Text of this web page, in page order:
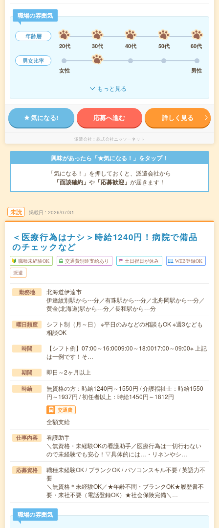
職場の雰囲気
年齢層
20代
30代 40代 50代
60代
男女比率
女性
男性
もっと見る
気になる! 応募へ進む 詳しく見る
派遣会社 株式会社ニッソーネット
興味があったら「★気になる！」をタップ！
「気になる！」を押しておくと、派遣会社から
「面談確約」 や 「応募歓迎」 が届きます！
未読 掲載日 2026/07/31
＜医療行為はナシ＞時給1240円！病院で備品
のチェックなど
職種未経験OK 交通費別途支給あり 土日祝日が休み WEB登録OK
派遣
勤務地
北海道伊達市
伊達紋別駅から---分／有珠駅から---分／北舟岡駅から---分／
黄金(北海道)駅から---分／長和駅から---分
曜日頻度
シフト制（月～日） ※平日のみなどの相談もOK ※週3なども
相談OK
時間
【シフト例】07:00～16:0009:00～18:0017:00～09:00※ 上記
は一例です！そ…
期間 即日～2ヶ月以上
時給
無資格の方：時給1240円～1550円 / 介護福祉士：時給1550
円～1937円 / 初任者以上：時給1450円～1812円
交通費
全額支給
仕事内容
看護助手
＼無資格・未経験OKの看護助手／医療行為は一切行わない
ので未経験でも安心！▽具体的には…・リネンやシ…
応募資格
職種未経験OK / ブランクOK / パソコンスキル不要 / 英語力不
要
＼無資格＊未経験OK／★年齢不問・ブランクOK★履歴書不
要・来社不要（電話登録OK）★社会保険完備＼…
職場の雰囲気